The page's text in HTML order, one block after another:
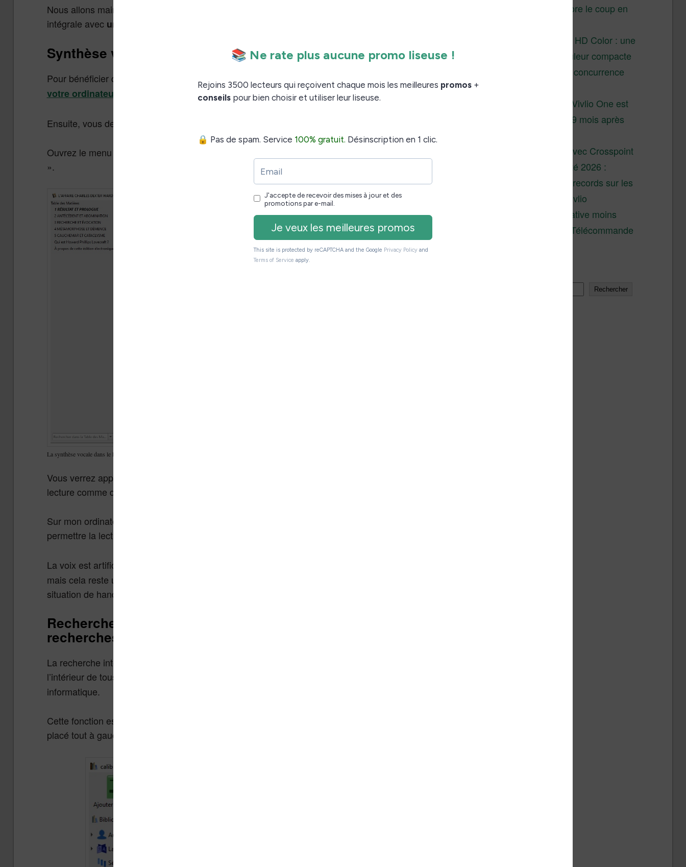
Nous allons maintenant nous intéresser plus en détail à la synthèse vocale et à la recherche
intégrale avec un petit tutoriel (tuto)
Synthèse vocale Calibre : comment l’activer ?
Pour bénéficier de cette fonctionnalité, il faudrainstaller Calibre en version 6.0 minimum sur
votre ordinateur
. Il est bon de rappeler que Calibre est un logicielgratuit.
Ensuite, vous devez ouvrir la visionneuse de livres.
Ouvrez le menu (vous pouvez appuyer sur la touche « Echap ») et sélectionnez « Lire à voix haute
».
La synthèse vocale dans le logiciel Calibre
Vous verrez apparaître une petite fenêtre flottante qui vous permet de régler les paramètres de la
lecture comme de choisir la vitesse ou la langue.
Sur mon ordinateur Windows 10, il me semble que Calibre utilise une fonction de Windows pour
permettre la lecture.
La voix est artificielle et en dessous de ce que propose Vivlio sur la
mais cela reste utilisable et est une option très intéressante pour toutes les personnes qui sont en
situation de handicape et qui vont pouvoir utiliser Calibre pour écouter leurs livres.
Recherche intégrale : comment indexer et faire des
recherches dans les ebooks ?
La recherche intégrale est une fonctionnalité qui permet de faire des recherches de textes à
l’intérieur de tous les livres de votre bibliothèque. On parle de «
informatique.
Cette fonction est accessible depuis la barre de recherche en cliquant sur le petit bouton « FT »
placé tout à gauche.
valent encore le coup en
Vivlio Light HD Color : une
liseuse couleur compacte
à prix défiant toute concurrence
La liseuse Vivlio One est
un succès 9 mois après
XTEINK X4 : test avec Crosspoint
Soldes d’été 2026 :
réductions records sur les
liseuses Kobo et Vivlio
Une alternative moins
chère à la Télécommande
Rechercher